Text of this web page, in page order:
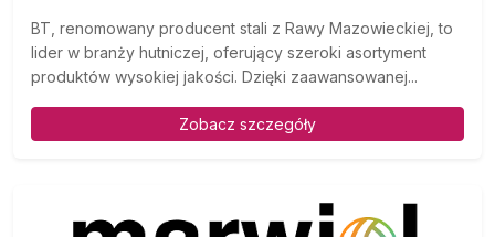
BT, renomowany producent stali z Rawy Mazowieckiej, to
lider w branży hutniczej, oferujący szeroki asortyment
produktów wysokiej jakości. Dzięki zaawansowanej...
Zobacz szczegóły